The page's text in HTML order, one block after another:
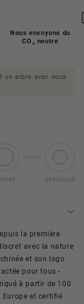
Nous envoyons du
CO₂ neutre
un arbre avec nous
la première
avec la nature
et son logo
pour tous -
à partir de 100
et certifié